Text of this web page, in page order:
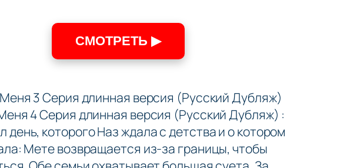
СМОТРЕТЬ ▶
3 Серия длинная версия (Русский Дубляж)
4 Серия длинная версия (Русский Дубляж) :
день, которого Наз ждала с детства и о котором
Мете возвращается из-за границы, чтобы